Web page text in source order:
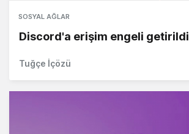
SOSYAL AĞLAR
Discord'a erişim engeli getirildi
Tuğçe İçözü